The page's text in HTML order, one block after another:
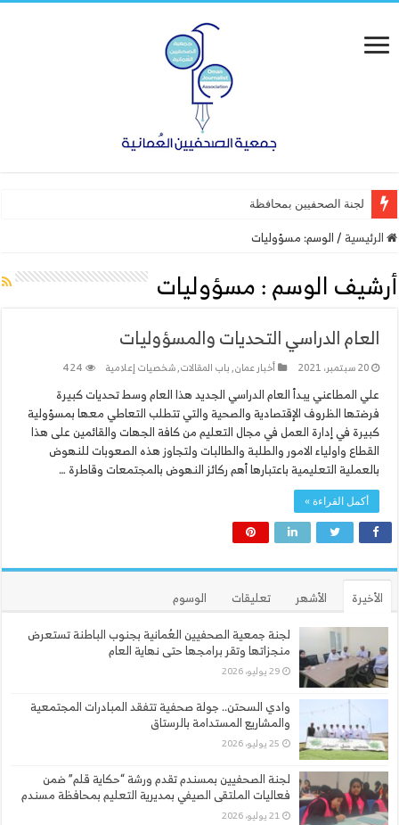
لجنة الصحفيين بمحافظة ظفار ت
الرئيسية / الوسم:مسؤوليات
أرشيف الوسم :مسؤوليات
العام الدراسي التحديات والمسؤوليات
20 سبتمبر، 2021 أخبار عمان,باب المقالات,شخصيات إعلامية 424
علي المطاعني يبدأ العام الدراسي الجديد هذا العام وسط تحديات كبيرة
فرضتها الظروف الإقتصادية والصحية والتي تتطلب التعاطي معها بمسؤولية
كبيرة في إدارة العمل في مجال التعليم من كافة الجهات والقائمين على هذا
القطاع واولياء الامور والطلبة والطالبات ولتجاوز هذه الصعوبات للنهوض
بالعملية التعليمية باعتبارها أهم ركائز النهوض بالمجتمعات وقاطرة …
أكمل القراءة »
الأخيرة الأشهر تعليقات
الوسوم
لجنة جمعية الصحفيين العُمانية بجنوب الباطنة تستعرض
منجزاتها وتقر برامجها حتى نهاية العام
29 يوليو، 2026
وادي السحتن.. جولة صحفية تتفقد المبادرات المجتمعية
والمشاريع المستدامة بالرستاق
25 يوليو، 2026
لجنة الصحفيين بمسندم تقدم ورشة “حكاية قلم” ضمن
فعاليات الملتقى الصيفي بمديرية التعليم بمحافظة مسندم
21 يوليو، 2026